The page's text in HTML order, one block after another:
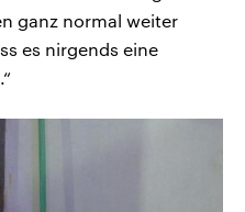
ganz normal weiter
es nirgends eine